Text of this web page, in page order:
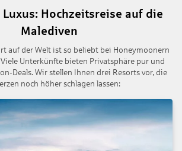
Hochzeitsreise auf die
Malediven
auf der Welt ist so beliebt bei Honeymoonern
Unterkünfte bieten Privatsphäre pur und
Deals. Wir stellen Ihnen drei Resorts vor, die
noch höher schlagen lassen: